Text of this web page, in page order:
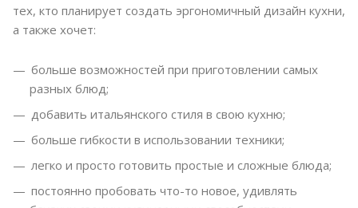
тех, кто планирует создать эргономичный дизайн кухни,
а также хочет:
больше возможностей при приготовлении самых
разных блюд;
добавить итальянского стиля в свою кухню;
больше гибкости в использовании техники;
легко и просто готовить простые и сложные блюда;
постоянно пробовать что-то новое, удивлять